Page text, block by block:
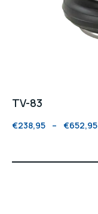
TV-83
€238,95 – €652,95